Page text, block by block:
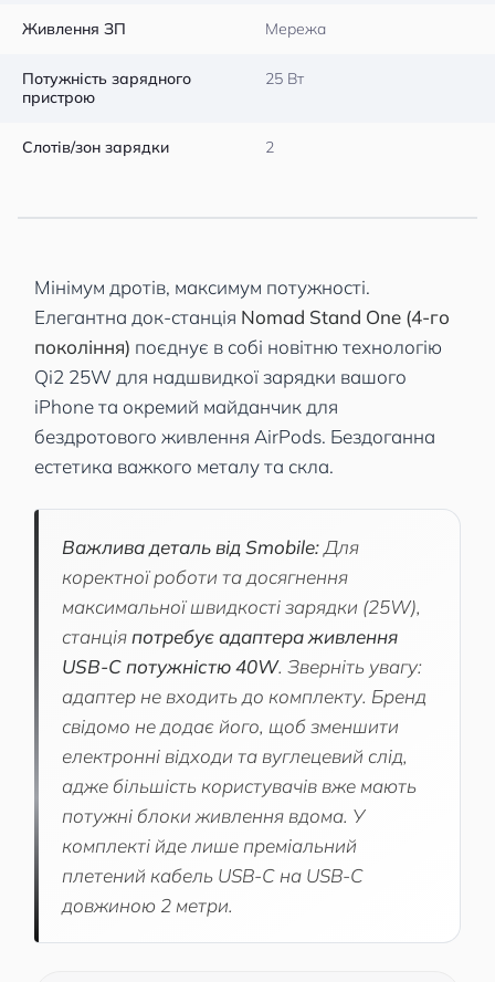
Живлення ЗП Мережа
Потужність зарядного
пристрою
25 Вт
Слотів/зон зарядки 2
Мінімум дротів, максимум потужності.
Елегантна док-станція Nomad Stand One (4-го
покоління) поєднує в собі новітню технологію
Qi2 25W для надшвидкої зарядки вашого
iPhone та окремий майданчик для
бездротового живлення AirPods. Бездоганна
естетика важкого металу та скла.
Важлива деталь від Smobile: Для
коректної роботи та досягнення
максимальної швидкості зарядки (25W),
станція потребує адаптера живлення
USB-C потужністю 40W. Зверніть увагу:
адаптер не входить до комплекту. Бренд
свідомо не додає його, щоб зменшити
електронні відходи та вуглецевий слід,
адже більшість користувачів вже мають
потужні блоки живлення вдома. У
комплекті йде лише преміальний
плетений кабель USB-C на USB-C
довжиною 2 метри.